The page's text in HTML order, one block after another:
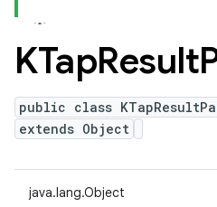
KTapResult
public class
extends Object
java.lang.Object